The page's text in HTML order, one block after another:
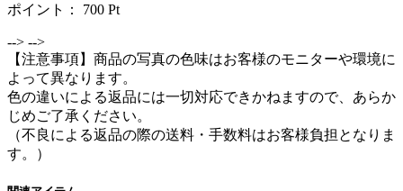
ポイント： 700 Pt
--> -->
【注意事項】商品の写真の色味はお客様のモニターや環境に
よって異なります。
色の違いによる返品には一切対応できかねますので、あらか
じめご了承ください。
（不良による返品の際の送料・手数料はお客様負担となりま
す。）